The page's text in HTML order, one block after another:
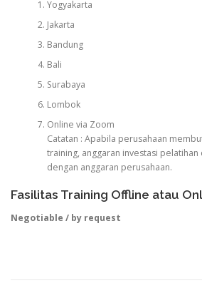
Yogyakarta
Jakarta
Bandung
Bali
Surabaya
Lombok
Online via Zoom
Catatan : Apabila perusahaan
training, anggaran investasi
dengan anggaran perusahaan.
Fasilitas Training Offline atau
Negotiable / by request